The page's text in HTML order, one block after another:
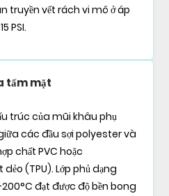
truyền vết rách vi mô ở áp
PSI.
tấm mặt
trúc của mũi khâu phụ
các đầu sợi polyester và
chất PVC hoặc
(TPU). Lớp phủ dạng
đạt được độ bền bong